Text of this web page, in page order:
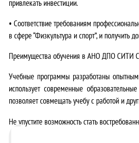
привлекать инвестиции.
•Соответствие требованиям
в сфере “Физкультура и спорт”, и
Преимущества обучения в АНО ДПО СИТИ
Учебные программы разработаны
использует современные
позволяет совмещать учебу с работой и
Не упустите возможность стать